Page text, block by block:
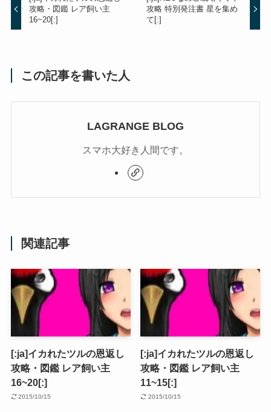
攻略・図鑑 レア飼い主
16~20[:]
攻略 特別発注書 星を集め
て[:]
この記事を書いた人
LAGRANGE BLOG
スマホ大好き人間です。
関連記事
[:ja]イカれたツルの恩返し
攻略・図鑑 レア飼い主
16~20[:]
2015/10/15
[:ja]イカれたツルの恩返し
攻略・図鑑 レア飼い主
11~15[:]
2015/10/15